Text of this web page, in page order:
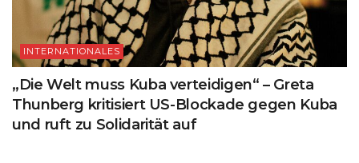
INTERNATIONALES
„Die Welt muss Kuba verteidigen“ – Greta
Thunberg kritisiert US-Blockade gegen Kuba
und ruft zu Solidarität auf